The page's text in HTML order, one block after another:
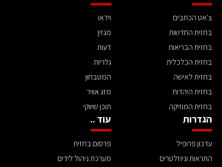
צ'אט הכתבים
בחזית החדשות
בחזית הבריאות
בחזית הכלכלית
בחזית לאישה
בחזית היהדות
בחזית המוזיקה
וידאו
מגזין
דעות
גלריות
המטבחון
מזג אוויר
תוכן שיווקי
הגדרות
עדכון פרופיל
התראות וניוזלטרים
עוד ..
פרסום בחזית
מערכת ניהול לידים